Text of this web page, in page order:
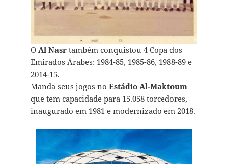
O Al Nasrtambém conquistou 4 Copa dos
Emirados Árabes: 1984-85, 1985-86, 1988-89 e
2014-15.
Manda seus jogos no Estádio Al-Maktoum
que tem capacidade para 15.058 torcedores,
inaugurado em 1981 e modernizado em 2018.